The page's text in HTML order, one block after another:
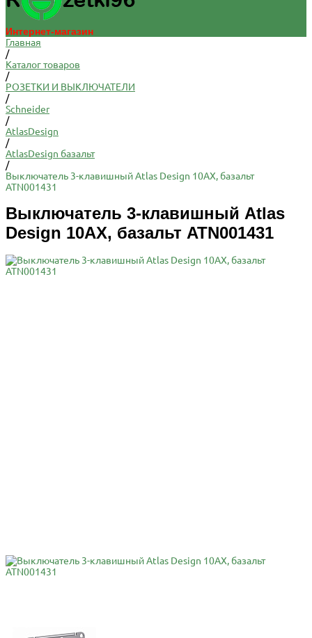
Интернет-магазин
Главная
/
Каталог товаров
/
РОЗЕТКИ И ВЫКЛЮЧАТЕЛИ
/
Schneider
/
AtlasDesign
/
AtlasDesign базальт
/
Выключатель 3-клавишный Atlas Design 10АХ, базальт
ATN001431
Выключатель 3-клавишный Atlas
Design 10АХ, базальт ATN001431